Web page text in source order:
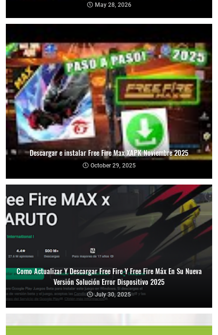
May 28, 2026
Descargar e instalar Free Fire Max XAPK Noviembre 2025
October 29, 2025
Como Actualizar Y Descargar Free Fire Y Free Fire Máx En Su Nueva
Versión Solución Error Dispositivo 2025
July 30, 2025